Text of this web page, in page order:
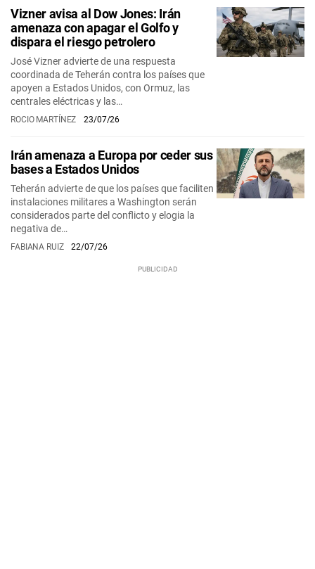
Vizner avisa al Dow Jones: Irán
amenaza con apagar el Golfo y
dispara el riesgo petrolero
José Vizner advierte de una respuesta
coordinada de Teherán contra los países que
apoyen a Estados Unidos, con Ormuz, las
centrales eléctricas y las…
ROCIO MARTÍNEZ 23/07/26
Irán amenaza a Europa por ceder sus
bases a Estados Unidos
Teherán advierte de que los países que faciliten
instalaciones militares a Washington serán
considerados parte del conflicto y elogia la
negativa de…
FABIANA RUIZ 22/07/26